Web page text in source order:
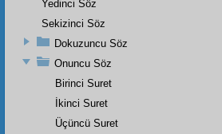
Yedinci Söz
Sekizinci Söz
Dokuzuncu Söz
Onuncu Söz
Birinci Suret
İkinci Suret
Üçüncü Suret